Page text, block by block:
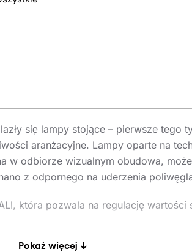
się lampy stojące – pierwsze tego
aranżacyjne. Lampy oparte na
w odbiorze wizualnym obudowa,
z odpornego na uderzenia
która pozwala na regulację wartości
Pokaż więcej ↓